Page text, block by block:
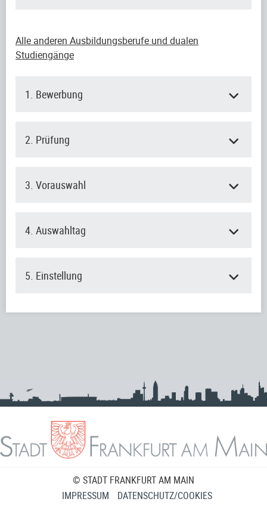
Alle anderen Ausbildungsberufe und dualen
Studiengänge
1. Bewerbung
2. Prüfung
3. Vorauswahl
4. Auswahltag
5. Einstellung
© STADT FRANKFURT AM MAIN
IMPRESSUM
DATENSCHUTZ/COOKIES